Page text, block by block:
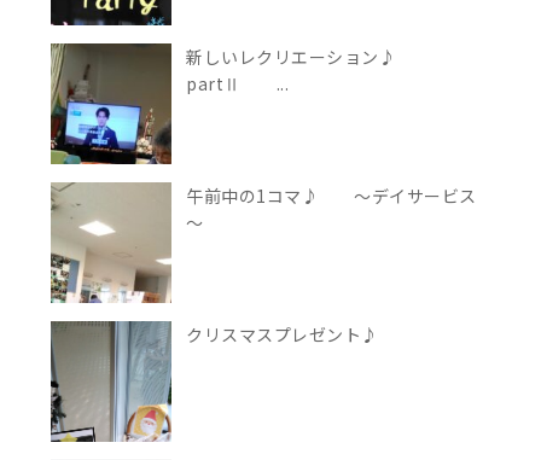
新しいレクリエーション♪
partⅡ ...
午前中の1コマ♪ ～デイサービス
～
クリスマスプレゼント♪